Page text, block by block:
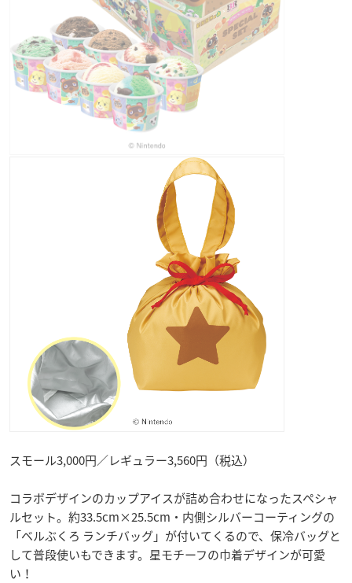
スモール3,000円／レギュラー3,560円（税込）
コラボデザインのカップアイスが詰め合わせになったスペシャ
ルセット。約33.5cm×25.5cm・内側シルバーコーティングの
「ベルぶくろ ランチバッグ」が付いてくるので、保冷バッグと
して普段使いもできます。星モチーフの巾着デザインが可愛
い！